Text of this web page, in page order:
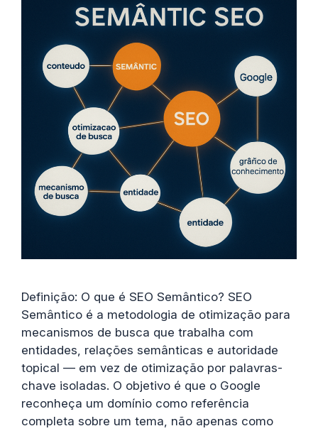
Definição: O que é SEO Semântico? SEO
Semântico é a metodologia de otimização para
mecanismos de busca que trabalha com
entidades, relações semânticas e autoridade
topical — em vez de otimização por palavras-
chave isoladas. O objetivo é que o Google
reconheça um domínio como referência
completa sobre um tema, não apenas como